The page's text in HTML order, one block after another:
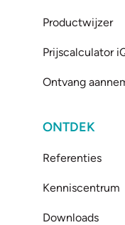
Productwijzer
Prijscalculator
Ontvang
ONTDEK
Referenties
Kenniscentrum
Downloads